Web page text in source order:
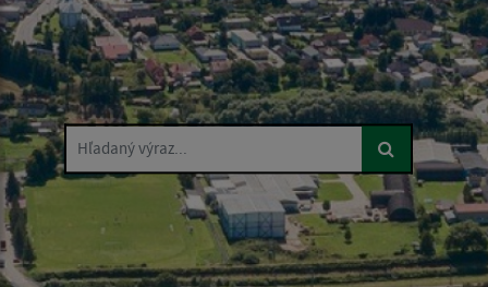
Hľadaný výraz...